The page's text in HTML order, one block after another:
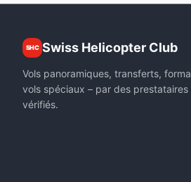
SHC Swiss Helicopter Club
Vols panoramiques, transferts,
vols spéciaux – par des prestataires
vérifiés.